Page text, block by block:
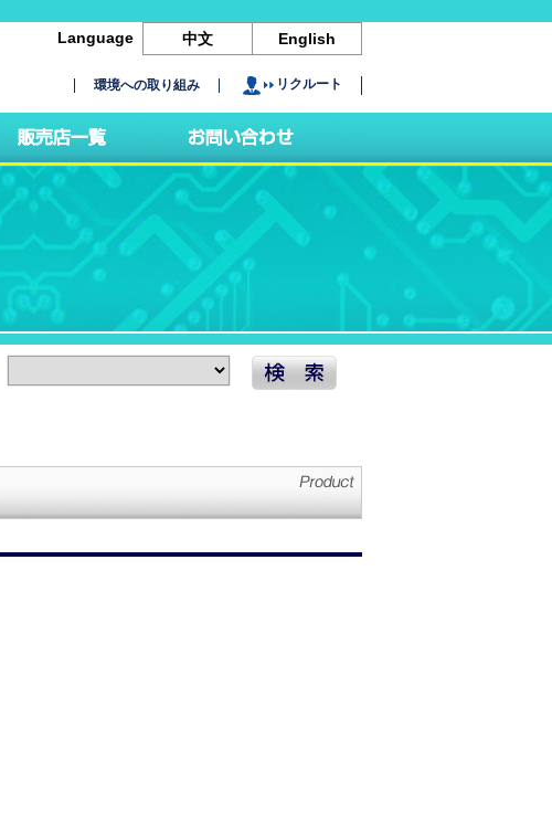
Language 中文 English
環境への取り組み リクルート